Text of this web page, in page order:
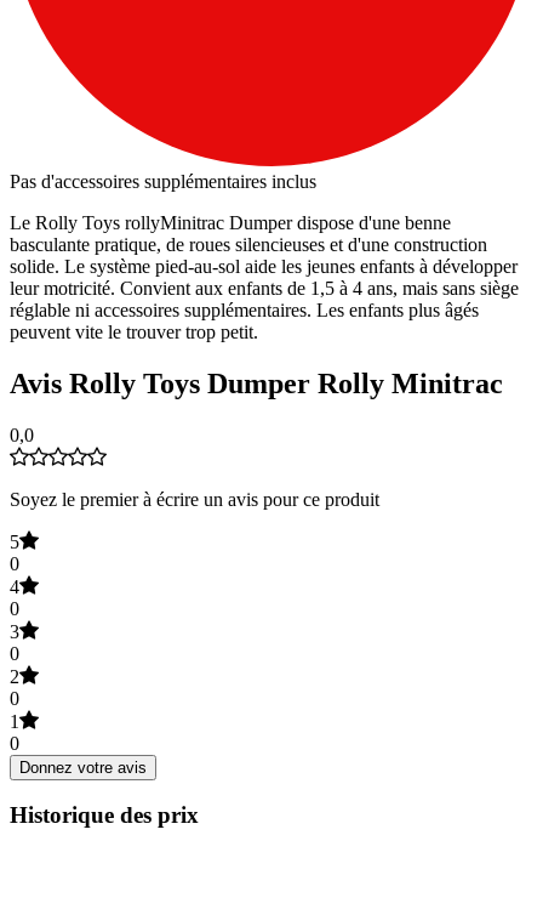
Pas d'accessoires supplémentaires inclus
Le Rolly Toys rollyMinitrac Dumper dispose d'une benne
basculante pratique, de roues silencieuses et d'une construction
solide. Le système pied-au-sol aide les jeunes enfants à développer
leur motricité. Convient aux enfants de 1,5 à 4 ans, mais sans siège
réglable ni accessoires supplémentaires. Les enfants plus âgés
peuvent vite le trouver trop petit.
Avis Rolly Toys Dumper Rolly Minitrac
0,0
Soyez le premier à écrire un avis pour ce produit
5
0
4
0
3
0
2
0
1
0
Donnez votre avis
Historique des prix